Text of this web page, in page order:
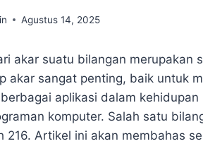
Agustus 14, 2025
akar suatu bilangan merupakan
akar sangat penting, baik untuk
aplikasi dalam
komputer. Salah satu
216. Artikel ini akan membahas